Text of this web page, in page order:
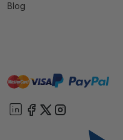
Blog
mastervisa paypal